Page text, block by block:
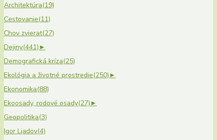
Architektúra(19)
Cestovanie(11)
Chov zvierat(27)
Dejiny(441)►
Demografická kríza(25)
Ekológia a životné prostredie(250)►
Ekonomika(88)
Ekoosady, rodové osady(27)►
Geopolitika(3)
Igor Ljadov(4)